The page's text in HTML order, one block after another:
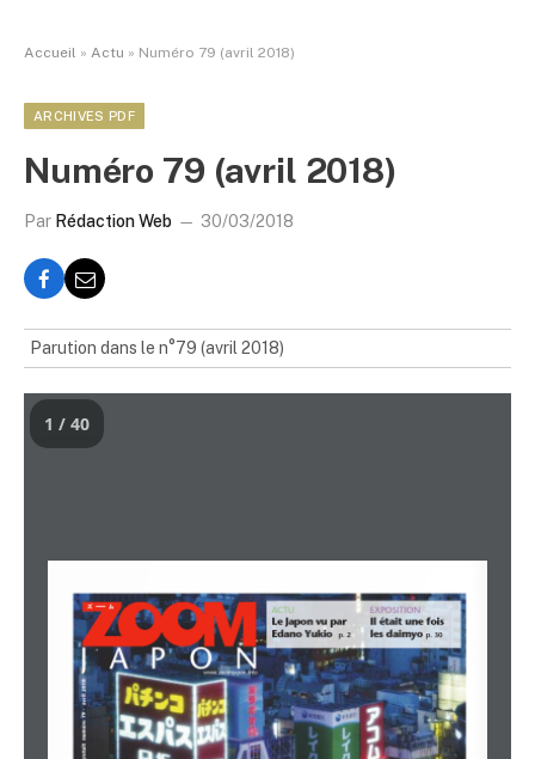
Accueil » Actu » Numéro 79 (avril 2018)
ARCHIVES PDF
Numéro 79 (avril 2018)
Par Rédaction Web 30/03/2018
Parution dans le n°79 (avril 2018)
1 / 40